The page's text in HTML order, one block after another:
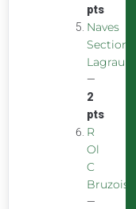
pts
Naves
Section
—
2
pts
R
Ol
C
Bruzois
—